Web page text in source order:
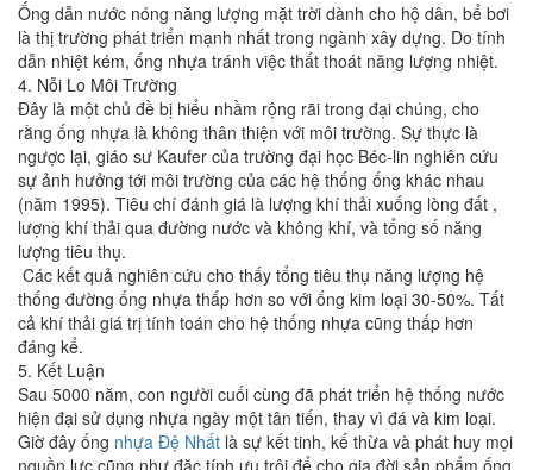
Ống dẫn nước nóng năng lượng mặt trời dành cho hộ dân, bể bơi
là thị trường phát triển mạnh nhất trong ngành xây dựng. Do tính
dẫn nhiệt kém, ống nhựa tránh việc thất thoát năng lượng nhiệt.
4. Nỗi Lo Môi Trường
Đây là một chủ đề bị hiểu nhầm rộng rãi trong đại chúng, cho
rằng ống nhựa là không thân thiện với môi trường. Sự thực là
ngược lại, giáo sư Kaufer của trường đại học Béc-lin nghiên cứu
sự ảnh hưởng tới môi trường của các hệ thống ống khác nhau
(năm 1995). Tiêu chí đánh giá là lượng khí thải xuống lòng đất ,
lượng khí thải qua đường nước và không khí, và tổng số năng
lượng tiêu thụ.
Các kết quả nghiên cứu cho thấy tổng tiêu thụ năng lượng hệ
thống đường ống nhựa thấp hơn so với ống kim loại 30-50%. Tất
cả khí thải giá trị tính toán cho hệ thống nhựa cũng thấp hơn
đáng kể.
5. Kết Luận
Sau 5000 năm, con người cuối cùng đã phát triển hệ thống nước
hiện đại sử dụng nhựa ngày một tân tiến, thay vì đá và kim loại.
Giờ đây ống nhựa Đệ Nhất là sự kết tinh, kế thừa và phát huy mọi